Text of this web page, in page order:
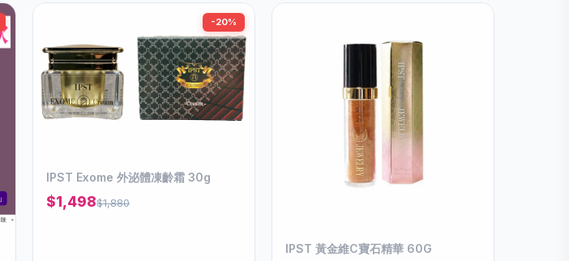
-20%
IPST Exome 外泌體凍齡霜 30g
$1,498$1,880
IPST 黃金維C寶石精華 60G